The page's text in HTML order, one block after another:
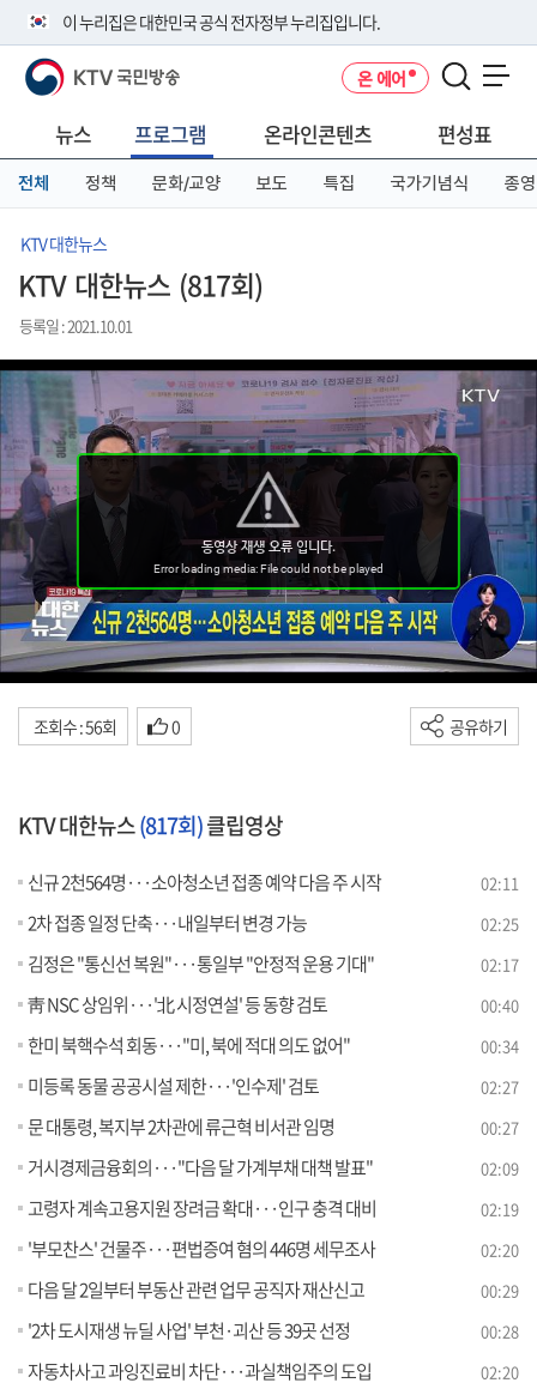
이 누리집은 대한민국 공식 전자정부 누리집입니다.
공식 누리집 주소 확인하기
니다.
이밖에 or.kr 또는 .kr등 다른 도메인 주소를 사용하고 있다면 아래 URL에
서 도메인 주소를 확인해 보세요
KTV 국민방송 온 에어
뉴스 프로그램 온라인콘텐츠 편성표
전체 정책 문화/교양 보도 특집 국가기념식 종영
KTV 대한뉴스
KTV 대한뉴스 (817회)
등록일 : 2021.10.01
조회수 : 56회 0 공유하기
KTV 대한뉴스(817회)클립영상
신규 2천564명···소아청소년 접종 예약 다음 주 시작 02:11
2차 접종 일정 단축···내일부터 변경 가능 02:25
김정은 "통신선 복원"···통일부 "안정적 운용 기대" 02:17
靑 NSC 상임위···'北 시정연설' 등 동향 검토 00:40
한미 북핵수석 회동···"미, 북에 적대 의도 없어" 00:34
미등록 동물 공공시설 제한···'인수제' 검토 02:27
문 대통령, 복지부 2차관에 류근혁 비서관 임명 00:27
거시경제금융회의···"다음 달 가계부채 대책 발표" 02:09
고령자 계속고용지원 장려금 확대···인구 충격 대비 02:19
'부모찬스' 건물주···편법증여 혐의 446명 세무조사 02:20
다음 달 2일부터 부동산 관련 업무 공직자 재산신고 00:29
'2차 도시재생 뉴딜 사업' 부천·괴산 등 39곳 선정 00:28
자동차사고 과잉진료비 차단···과실책임주의 도입 02:20